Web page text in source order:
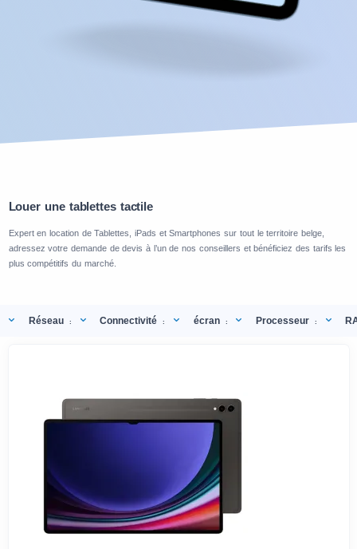
Louer une tablettes tactile
Expert en location de Tablettes, iPads et Smartphones sur tout le territoire belge,
adressez votre demande de devis à l’un de nos conseillers et bénéficiez des tarifs les
plus compétitifs du marché.
Réseau : Connectivité : écran : Processeur :